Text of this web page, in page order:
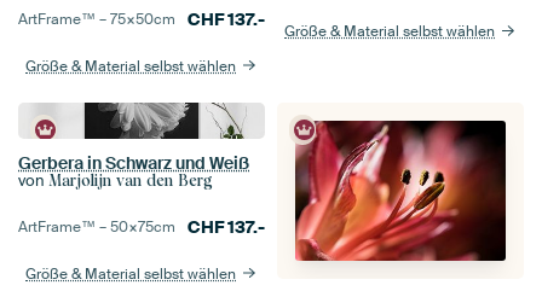
ArtFrame™ –75×50cm CHF137.-
Größe & Material selbst wählen
Größe & Material selbst wählen
Gerbera in Schwarz und Weiß
von Marjolijn van den Berg
ArtFrame™ –50×75cm CHF137.-
Größe & Material selbst wählen